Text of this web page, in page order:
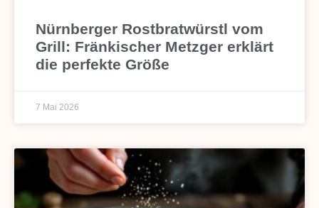
Nürnberger Rostbratwürstl vom
Grill: Fränkischer Metzger erklärt
die perfekte Größe
7 Mai 2026